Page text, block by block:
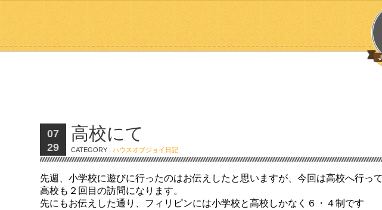
07
29
高校にて
CATEGORY :ハウスオブジョイ日記
先週、小学校に遊びに行ったのはお伝えしたと思いますが、今回は高校へ行って
高校も２回目の訪問になります。
先にもお伝えした通り、フィリピンには小学校と高校しかなく６・４制です